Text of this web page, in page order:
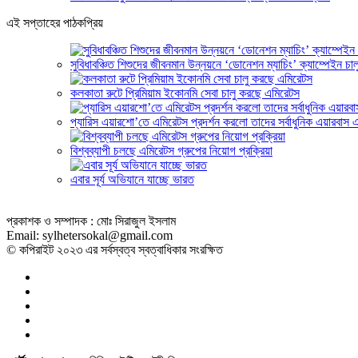
এই সপ্তাহের পাঠকপ্রিয়
সুবিধাবঞ্চিত শিশুদের জীবনমান উন্নয়নে ‘ডোনেশন ম্যাচিং’ ক্যাম্পেইন
কলকাতা রুটে প্রিমিয়াম ইকোনমি সেবা চালু করছে এমিরেটস
প্যারিস এয়ারশো’তে এমিরেটস প্রদর্শন করলো তাদের সর্বাধুনিক
বিশ্বব্যাপী চলছে এমিরেটস গ্রুপের নিয়োগ প্রক্রিয়া
এবার সূর্য অভিযানে যাচ্ছে ভারত
প্রকাশক ও সম্পাদক : মোঃ সিরাজুল ইসলাম
Email: sylhetersokal@gmail.com
© কপিরাইট ২০২৩ এর সর্বস্বত্ব স্বত্বাধিকার সংরক্ষিত